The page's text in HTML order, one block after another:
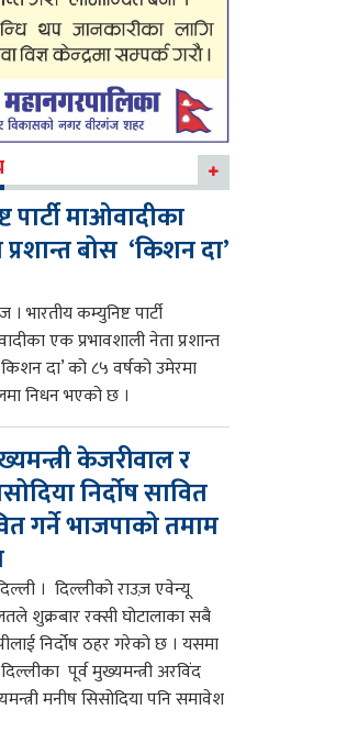
पार्टी माओवादीका
बोस ‘किशन दा’
। भारतीय कम्युनिष्ट पार्टी
एक प्रभावशाली नेता प्रशान्त
दा’ को ८५ वर्षको उमेरमा
निधन भएको छ ।
केजरीवाल र
निर्दोष सावित
गर्ने भाजपाको तमाम
। दिल्लीको राउज़ एवेन्यू
शुक्रबार रक्सी घोटालाका सबै
निर्दोष ठहर गरेको छ । यसमा
पूर्व मुख्यमन्त्री अरविंद
मनीष सिसोदिया पनि समावेश